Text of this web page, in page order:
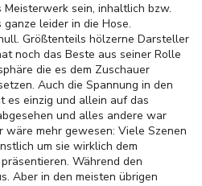
sein, inhaltlich bzw.
leider in die Hose.
Größtenteils hölzerne Darsteller
noch das Beste aus seiner Rolle
die es dem Zuschauer
Auch die Spannung in den
es einzig und allein auf das
und alles andere war
wäre mehr gewesen: Viele Szenen
um sie wirklich dem
Während den
Aber in den meisten übrigen